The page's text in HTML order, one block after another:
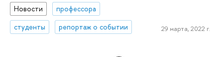
Новости
профессора
студенты
репортаж о событии 29 марта, 2022 г.